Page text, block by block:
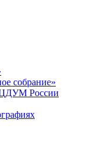
собрание»
ЦДУМ России